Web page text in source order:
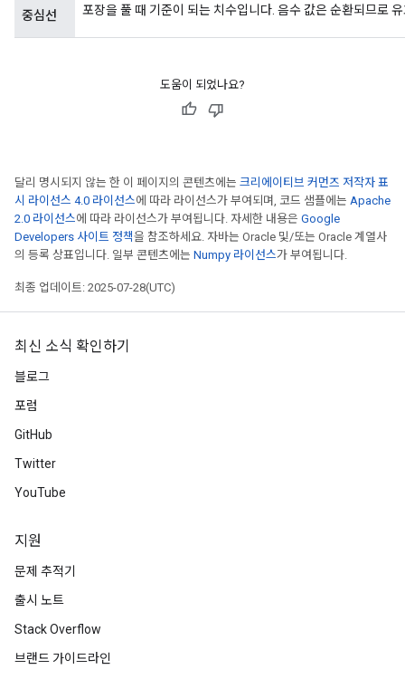
중심선 포장을 풀 때 기준이 되는 치수입니다. 음수 값은 순환되므로
도움이 되었나요?
달리 명시되지 않는 한 이 페이지의 콘텐츠에는 크리에이티브 커먼즈 저작자 표
시 라이선스 4.0 라이선스에 따라 라이선스가 부여되며, 코드 샘플에는 Apache
2.0 라이선스에 따라 라이선스가 부여됩니다. 자세한 내용은 Google
Developers 사이트 정책을 참조하세요. 자바는 Oracle 및/또는 Oracle 계열사
의 등록 상표입니다. 일부 콘텐츠에는 Numpy 라이선스가 부여됩니다.
최종 업데이트: 2025-07-28(UTC)
최신 소식 확인하기
블로그
포럼
GitHub
Twitter
YouTube
지원
문제 추적기
출시 노트
Stack Overflow
브랜드 가이드라인